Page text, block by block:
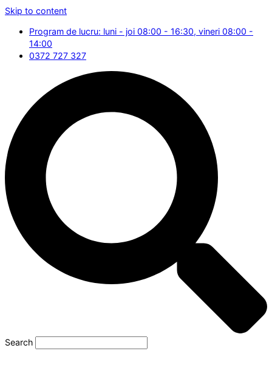
Skip to content
Program de lucru: luni - joi 08:00 - 16:30, vineri 08:00 -
14:00
0372 727 327
Search